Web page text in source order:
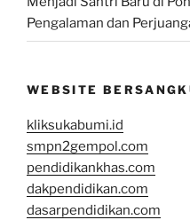
Pengalaman dan
WEBSITE
kliksukabumi.id
smpn2gempol.com
pendidikankhas.com
dakpendidikan.com
dasarpendidikan.com